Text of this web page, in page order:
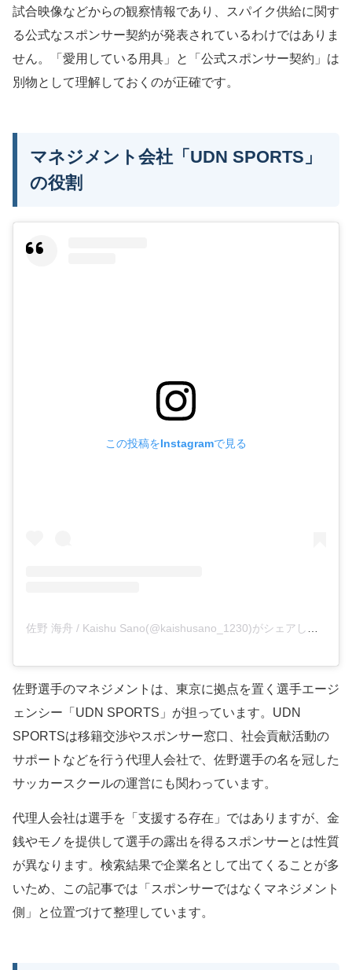
試合映像などからの観察情報であり、スパイク供給に関す
る公式なスポンサー契約が発表されているわけではありま
せん。「愛用している用具」と「公式スポンサー契約」は
別物として理解しておくのが正確です。
マネジメント会社「UDN SPORTS」
の役割
この投稿をInstagramで見る
佐野選手のマネジメントは、東京に拠点を置く選手エージ
ェンシー「UDN SPORTS」が担っています。UDN
SPORTSは移籍交渉やスポンサー窓口、社会貢献活動の
サポートなどを行う代理人会社で、佐野選手の名を冠した
サッカースクールの運営にも関わっています。
代理人会社は選手を「支援する存在」ではありますが、金
銭やモノを提供して選手の露出を得るスポンサーとは性質
が異なります。検索結果で企業名として出てくることが多
いため、この記事では「スポンサーではなくマネジメント
側」と位置づけて整理しています。